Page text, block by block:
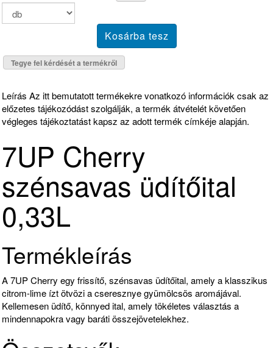
Tegye fel kérdését a termékről
Leírás Az itt bemutatott termékekre vonatkozó információk csak az
előzetes tájékozódást szolgálják, a termék átvételét követően
végleges tájékoztatást kapsz az adott termék címkéje alapján.
7UP Cherry
szénsavas üdítőital
0,33L
Termékleírás
A 7UP Cherry egy frissítő, szénsavas üdítőital, amely a klasszikus
citrom-lime ízt ötvözi a cseresznye gyümölcsös aromájával.
Kellemesen üdítő, könnyed ital, amely tökéletes választás a
mindennapokra vagy baráti összejövetelekhez.